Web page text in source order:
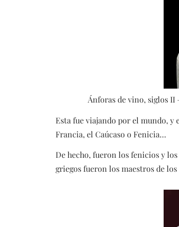
Ánforas de vino, siglos II
Esta fue viajando por el mundo, y
Francia, el Caúcaso o Fenicia…
De hecho, fueron los fenicios y
griegos fueron los maestros de